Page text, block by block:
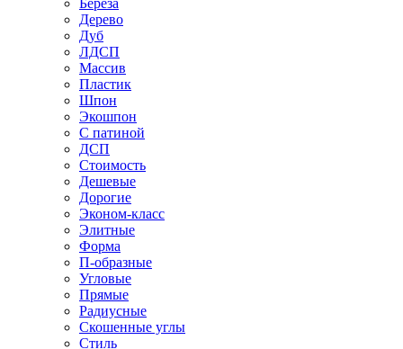
Береза
Дерево
Дуб
ЛДСП
Массив
Пластик
Шпон
Экошпон
С патиной
ДСП
Стоимость
Дешевые
Дорогие
Эконом-класс
Элитные
Форма
П-образные
Угловые
Прямые
Радиусные
Скошенные углы
Стиль